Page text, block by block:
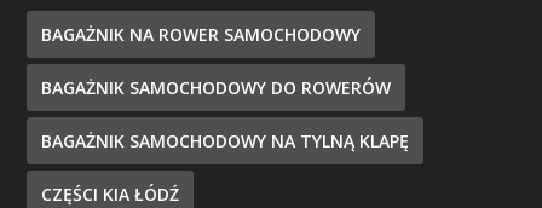
BAGAŻNIK NA ROWER SAMOCHODOWY
BAGAŻNIK SAMOCHODOWY DO ROWERÓW
BAGAŻNIK SAMOCHODOWY NA TYLNĄ KLAPĘ
CZĘŚCI KIA ŁÓDŹ